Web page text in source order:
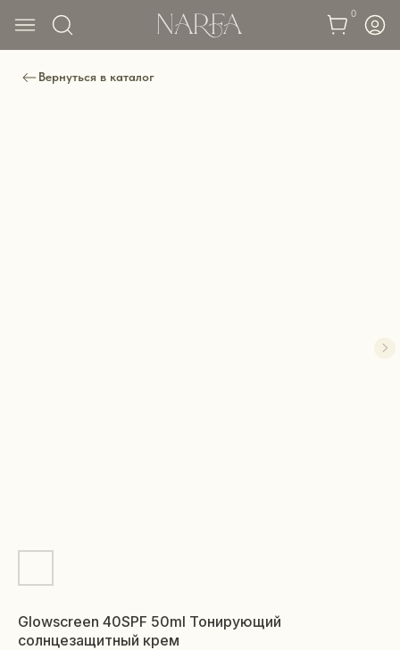
Вернуться в каталог
Glowscreen 40SPF 50ml Тонирующий
солнцезащитный крем